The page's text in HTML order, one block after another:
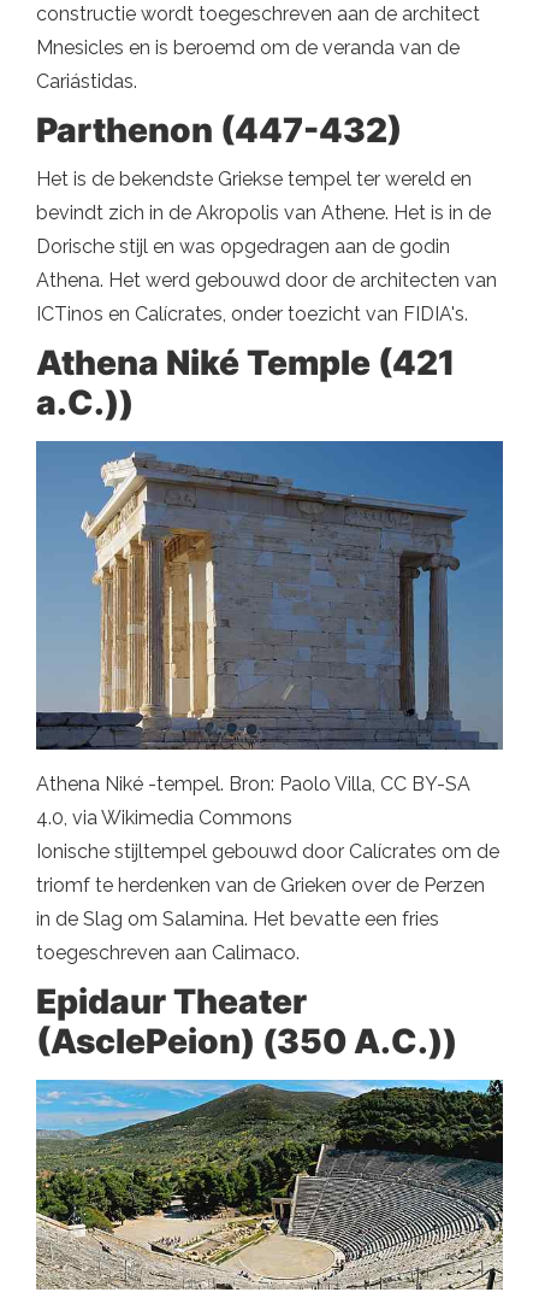
constructie wordt toegeschreven aan de architect
Mnesicles en is beroemd om de veranda van de
Cariástidas.
Parthenon (447-432)
Het is de bekendste Griekse tempel ter wereld en
bevindt zich in de Akropolis van Athene. Het is in de
Dorische stijl en was opgedragen aan de godin
Athena. Het werd gebouwd door de architecten van
ICTinos en Calícrates, onder toezicht van FIDIA's.
Athena Niké Temple (421
a.C.))
Athena Niké -tempel. Bron: Paolo Villa, CC BY-SA
4.0, via Wikimedia Commons
Ionische stijltempel gebouwd door Calícrates om de
triomf te herdenken van de Grieken over de Perzen
in de Slag om Salamina. Het bevatte een fries
toegeschreven aan Calimaco.
Epidaur Theater
(AsclePeion) (350 A.C.))